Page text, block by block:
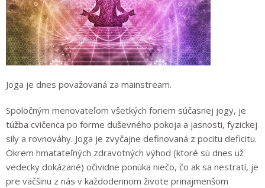
Joga je dnes považovaná za mainstream.
Spoločným menovateľom všetkých foriem súčasnej jogy, je
túžba cvičenca po forme duševného pokoja a jasnosti, fyzickej
sily a rovnováhy. Joga je zvyčajne definovaná z pocitu deficitu.
Okrem hmatateľných zdravotných výhod (ktoré sú dnes už
vedecky dokázané) očividne ponúka niečo, čo ak sa nestratí, je
pre väčšinu z nás v každodennom živote prinajmenšom